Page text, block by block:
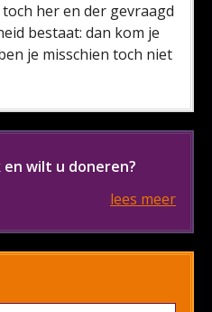
her en der gevraagd
bestaat: dan kom je
je misschien toch niet
wilt u doneren?
lees meer